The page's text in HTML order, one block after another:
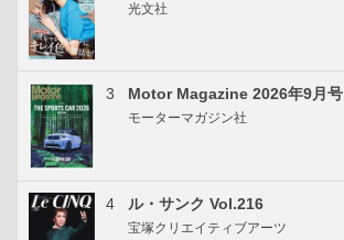
光文社
3 Motor Magazine 2026年9月号
モーターマガジン社
4 ル・サンク Vol.216
宝塚クリエイティブアーツ